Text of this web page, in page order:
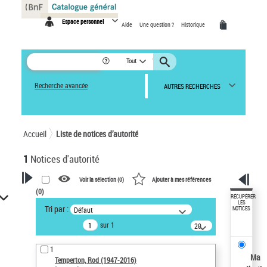
Espace personnel Aide Une question ? Historique
Tout
Recherche avancée AUTRES RECHERCHES
Accueil Liste de notices d’autorité
1 Notices d'autorité
VOTRE RECHERCHE
Recherche avancée dans les
notices d’autorité
Œuvres liées à l'auteur :
Temperton, Rod (1947-2016)
Voir la sélection (0) Ajouter à mes références
(0)
Tri par : Défaut
sur 1
20
résultats/page
1
Temperton, Rod (1947-2016)
RÉCUPÉRER
LES
NOTICES
Ma
Panneau de gestion des cookies